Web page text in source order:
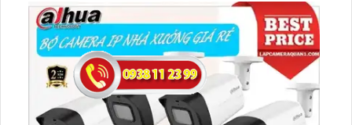
chiết khấu cao giúp tiết kiệm chi phí